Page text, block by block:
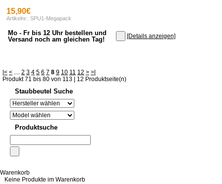
15,90€
Artikelnr.: SPU1-Megapack
Mo - Fr bis 12 Uhr bestellen und
Versand noch am gleichen Tag!
[Details anzeigen]
|< < .... 2 3 4 5 6 7 8 9 10 11 12 > >|
Produkt 71 bis 80 von 113 | 12 Produktseite(n)
Staubbeutel Suche
Produktsuche
Warenkorb
Keine Produkte im Warenkorb